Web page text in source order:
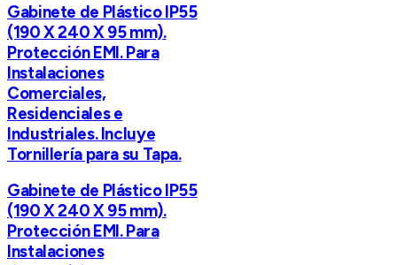
Gabinete de Plástico IP55
(190 X 240 X 95 mm).
Protección EMI. Para
Instalaciones
Comerciales,
Residenciales e
Industriales. Incluye
Tornillería para su Tapa.
Gabinete de Plástico IP55
(190 X 240 X 95 mm).
Protección EMI. Para
Instalaciones